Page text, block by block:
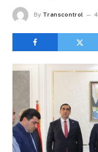
By Transcontrol